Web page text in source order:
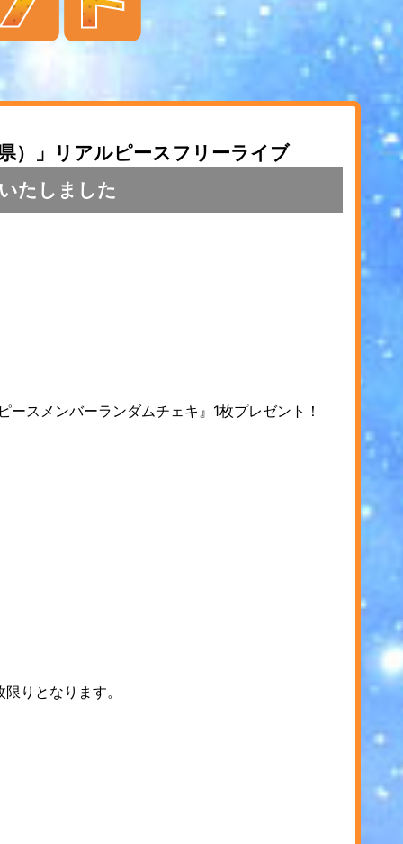
）」リアルピースフリーライブ
たしました
スメンバーランダムチェキ』1枚プレゼント！
りとなります。